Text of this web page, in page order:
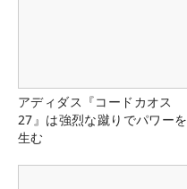
アディダス『コードカオス
27』は強烈な蹴りでパワーを
生む